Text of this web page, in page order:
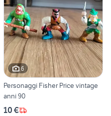
6
Personaggi Fisher Price vintage
anni 90
10 €